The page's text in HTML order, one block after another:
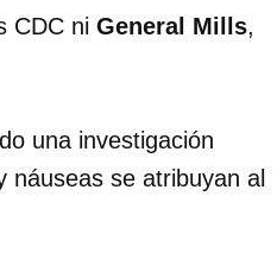
CDC ni General Mills,
una investigación
se atribuyan al